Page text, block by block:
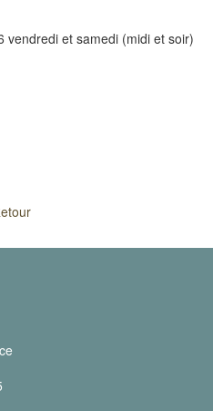
vendredi et samedi (midi et soir)